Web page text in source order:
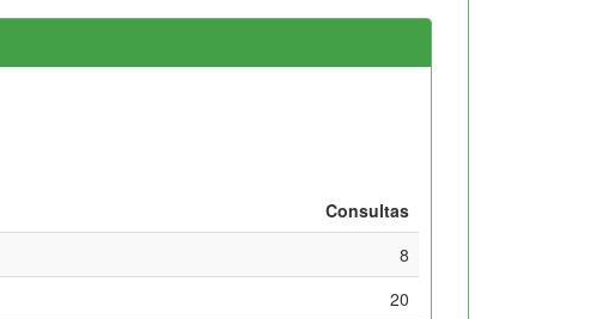
Consultas
8
20